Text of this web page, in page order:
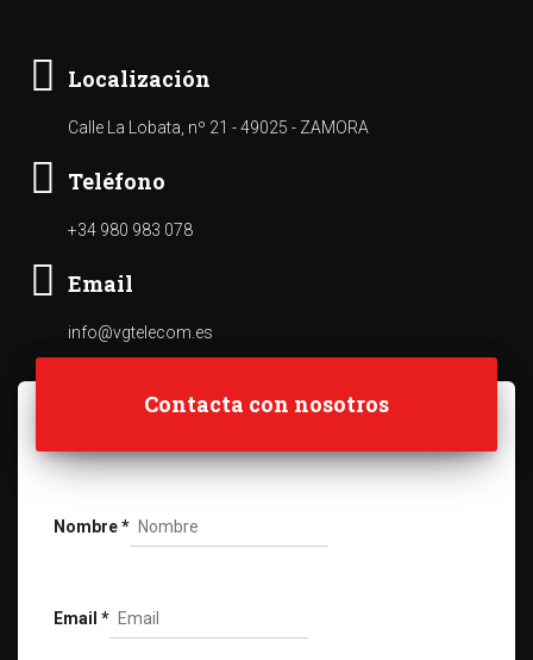
Localización
Calle La Lobata, nº 21 - 49025 - ZAMORA
Teléfono
+34 980 983 078
Email
info@vgtelecom.es
Contacta con nosotros
Nombre*
Email *